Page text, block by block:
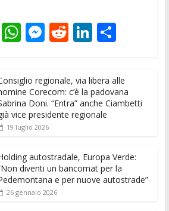
W
at
s
A
p
M
e
n
g
R
di
t
Li
k
e
dI
C
n
di
vi
regionale, via libera alle
Corecom: c’è la padovana
Doni. “Entra” anche Ciambetti
vice presidente regionale
19 luglio 2026
autostradale, Europa Verde:
diventi un bancomat per la
e per nuove autostrade”
26 gennaio 2026